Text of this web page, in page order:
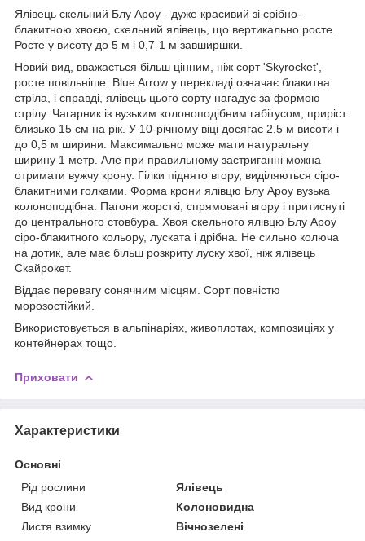
Ялівець скельний Блу Ароу - дуже красивий зі срібно-
блакитною хвоєю, скельний ялівець, що вертикально росте.
Росте у висоту до 5 м і 0,7-1 м завширшки.
Новий вид, вважається більш цінним, ніж сорт 'Skyrocket',
росте повільніше. Blue Arrow у перекладі означає блакитна
стріла, і справді, ялівець цього сорту нагадує за формою
стрілу. Чагарник із вузьким колоноподібним габітусом, приріст
близько 15 см на рік. У 10-річному віці досягає 2,5 м висоти і
до 0,5 м ширини. Максимально може мати натуральну
ширину 1 метр. Але при правильному застриганні можна
отримати вужчу крону. Гілки піднято вгору, виділяються сіро-
блакитними голками. Форма крони ялівцю Блу Ароу вузька
колоноподібна. Пагони жорсткі, спрямовані вгору і притиснуті
до центрального стовбура. Хвоя скельного ялівцю Блу Ароу
сіро-блакитного кольору, луската і дрібна. Не сильно колюча
на дотик, але має більш розкриту луску хвої, ніж ялівець
Скайрокет.
Віддає перевагу сонячним місцям. Сорт повністю
морозостійкий.
Використовується в альпінаріях, живоплотах, композиціях у
контейнерах тощо.
Приховати
Характеристики
Основні
Рід рослини
Ялівець
Вид крони
Колоновидна
Листя взимку
Вічнозелені